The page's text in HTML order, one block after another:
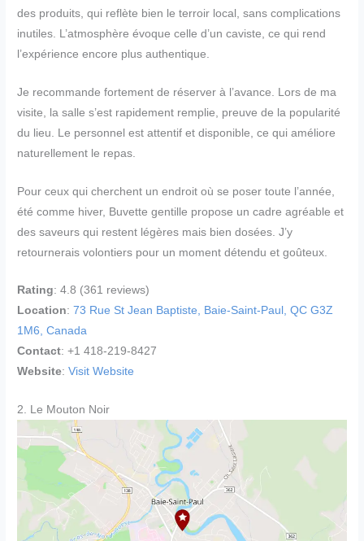
des produits, qui reflète bien le terroir local, sans complications
inutiles. L’atmosphère évoque celle d’un caviste, ce qui rend
l’expérience encore plus authentique.
Je recommande fortement de réserver à l’avance. Lors de ma
visite, la salle s’est rapidement remplie, preuve de la popularité
du lieu. Le personnel est attentif et disponible, ce qui améliore
naturellement le repas.
Pour ceux qui cherchent un endroit où se poser toute l’année,
été comme hiver, Buvette gentille propose un cadre agréable et
des saveurs qui restent légères mais bien dosées. J’y
retournerais volontiers pour un moment détendu et goûteux.
Rating: 4.8 (361 reviews)
Location:73 Rue St Jean Baptiste, Baie-Saint-Paul, QC G3Z
1M6, Canada
Contact: +1 418-219-8427
Website:Visit Website
2. Le Mouton Noir